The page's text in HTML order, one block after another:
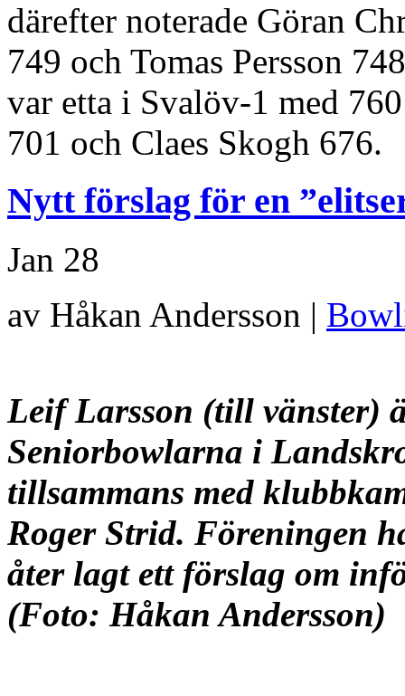
därefter noterade Göran
749 och Tomas Persson
var etta i Svalöv-1 med
701 och Claes Skogh 676.
Nytt förslag för en
Jan 28
av Håkan Andersson |
Leif Larsson (till vänster)
Seniorbowlarna i
tillsammans med
Roger Strid. Föreningen
åter lagt ett förslag om
(Foto: Håkan Andersson)